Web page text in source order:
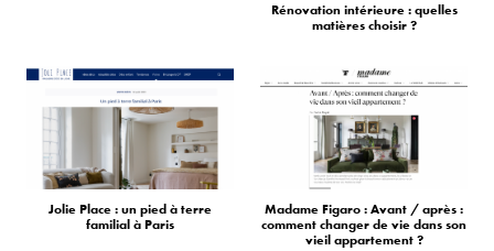
Rénovation intérieure : quelles
matières choisir ?
Jolie Place : un pied à terre
familial à Paris
Madame Figaro : Avant / après :
comment changer de vie dans son
vieil appartement ?